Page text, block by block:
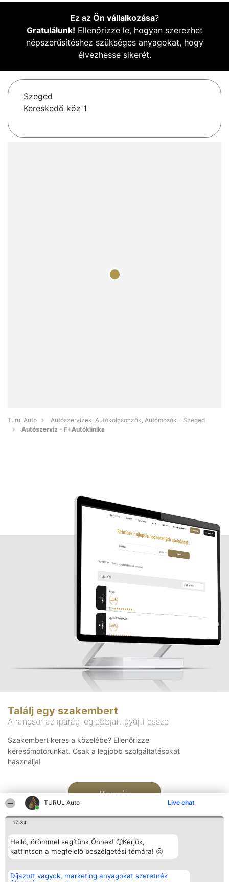
TURUL Auto Live chat
17:34
Helló, örömmel segítünk Önnek! 🙂Kérjük,
kattintson a megfelelő beszélgetési témára! 🙂
Díjazott vagyok, marketing anyagokat szeretnék
Ez az Ön vállalkozása?
Gratulálunk! Ellenőrizze le, hogyan szerezhet
népszerűsítéshez szükséges anyagokat, hogy
élvezhesse sikerét.
Szeged
Kereskedő köz 1
Turul Auto
Autószervizek, Autókölcsönzők, Autómosók - Szeged
Autószervíz - F+Autóklinika
Találj egy szakembert
A rangsor az iparág legjobbjait gyűjti össze
Szakembert keres a közelébe? Ellenőrizze
keresőmotorunkat. Csak a legjobb szolgáltatásokat
használja!
Keresés
Rangsorszervező
SC Beautiful Company S.R.L.
Népszavazás
Nyertesek
Elérhetőség
Elérhetőség